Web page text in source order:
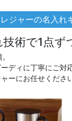
ジャーの名入れ
術で1点ず
ディに丁寧にご対
ーにお任せくださ